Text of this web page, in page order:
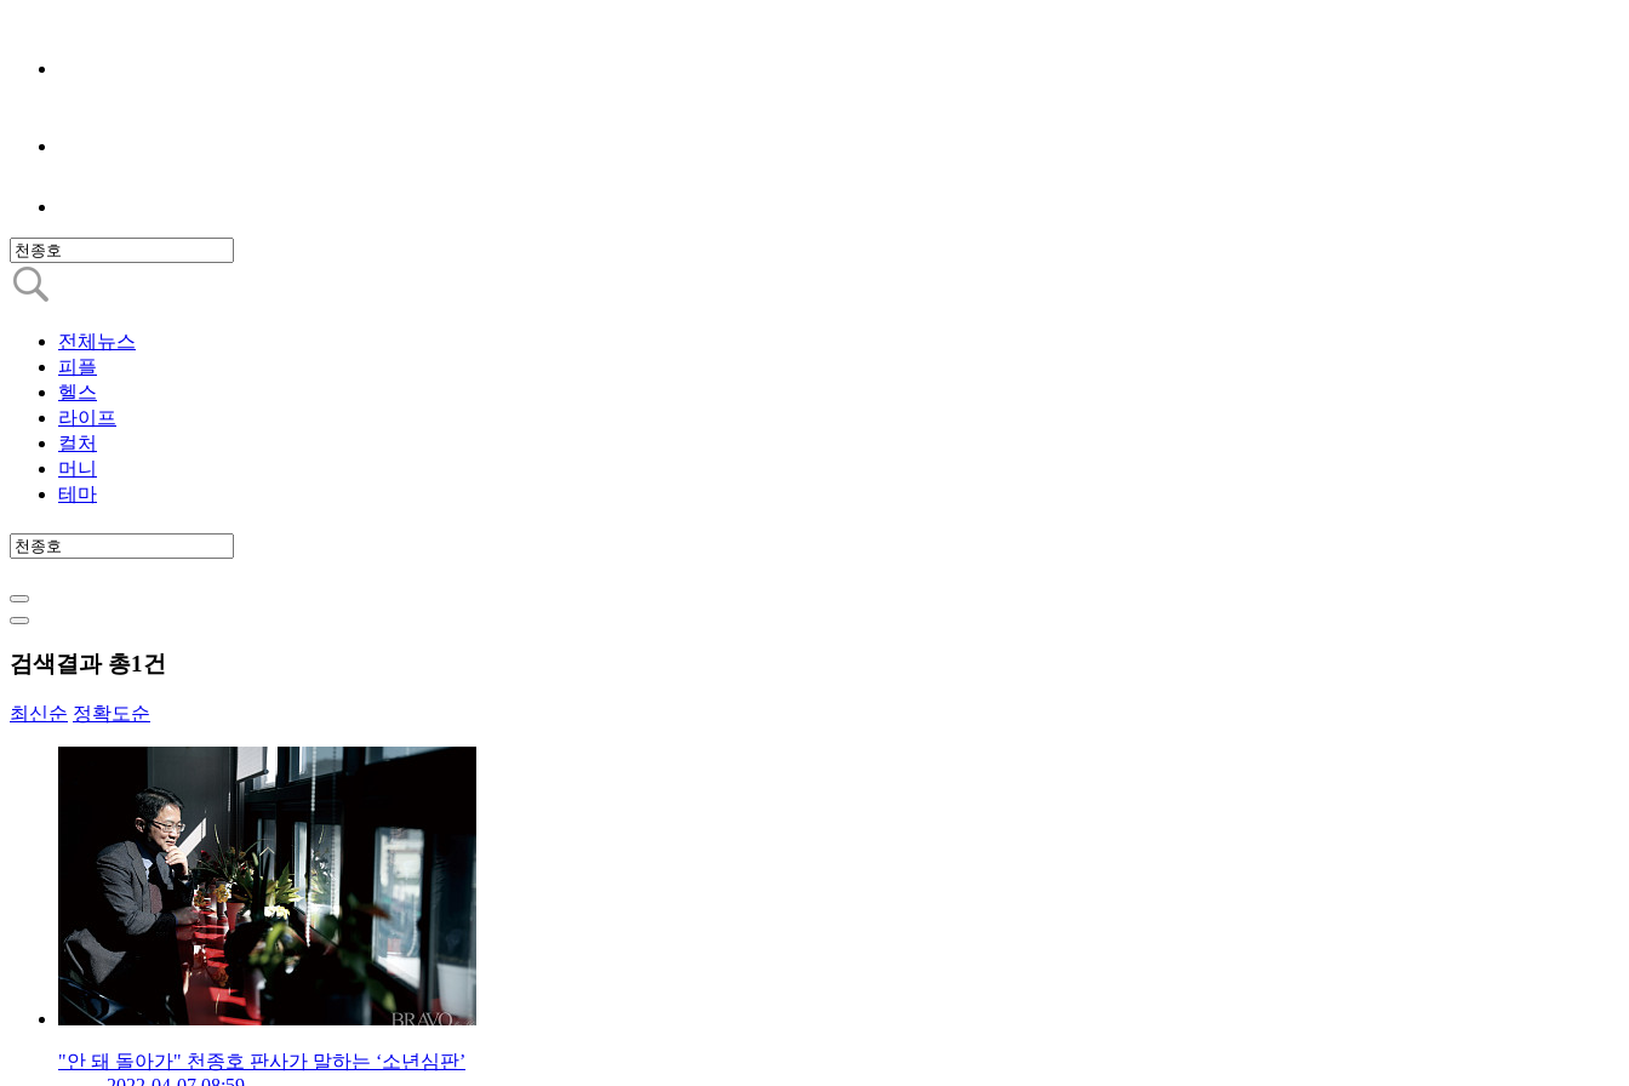
전체뉴스
피플
헬스
라이프
컬처
머니
테마
검색결과 총1건
최신순 정확도순
"안 돼 돌아가" 천종호 판사가 말하는 ‘소년심판’